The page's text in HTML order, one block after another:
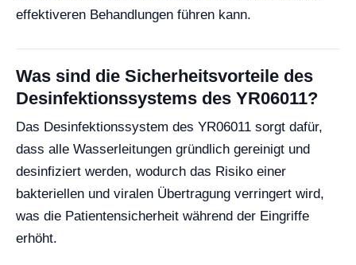
effektiveren Behandlungen führen kann.
Was sind die Sicherheitsvorteile des
Desinfektionssystems des YR06011?
Das Desinfektionssystem des YR06011 sorgt dafür,
dass alle Wasserleitungen gründlich gereinigt und
desinfiziert werden, wodurch das Risiko einer
bakteriellen und viralen Übertragung verringert wird,
was die Patientensicherheit während der Eingriffe
erhöht.